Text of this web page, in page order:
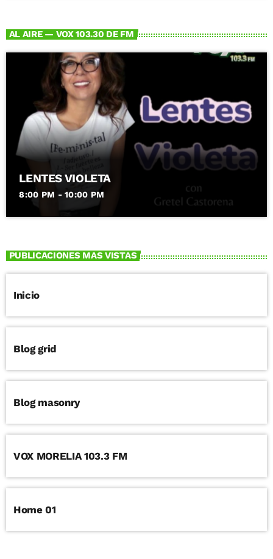
AL AIRE — VOX 103.30 DE FM
LENTES VIOLETA
8:00 PM - 10:00 PM
PUBLICACIONES MAS VISTAS
Inicio
Blog grid
Blog masonry
VOX MORELIA 103.3 FM
Home 01